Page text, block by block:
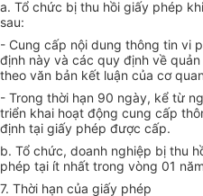
a. Tổ chức bị thu hồi giấy phép
sau:
- Cung cấp nội dung thông tin vi
định này và các quy định về
theo văn bản kết luận của cơ
- Trong thời hạn 90 ngày, kể từ
triển khai hoạt động cung cấp
định tại giấy phép được cấp.
b. Tổ chức, doanh nghiệp bị thu
phép tại ít nhất trong vòng 01
7. Thời hạn của giấy phép